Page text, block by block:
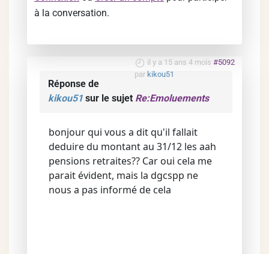
à la conversation.
il y a 15 ans 4 mois #5092
par kikou51
Réponse de
kikou51 sur le sujet Re:Emoluements
bonjour qui vous a dit qu'il fallait
deduire du montant au 31/12 les aah
pensions retraites?? Car oui cela me
parait évident, mais la dgcspp ne
nous a pas informé de cela